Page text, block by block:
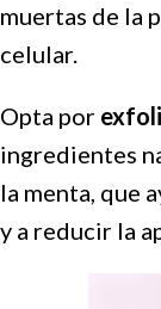
muertas de la
celular.
Opta por
ingredientes
la menta, que
y a reducir la